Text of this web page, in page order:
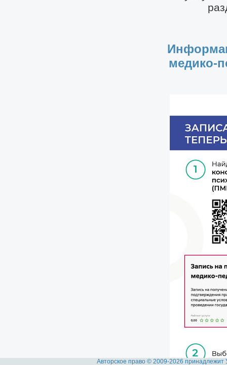
Авторское право © 2009-2026 принадлежит